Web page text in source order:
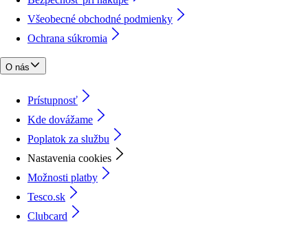
Všeobecné obchodné podmienky
Ochrana súkromia
O nás
Prístupnosť
Kde dovážame
Poplatok za službu
Nastavenia cookies
Možnosti platby
Tesco.sk
Clubcard